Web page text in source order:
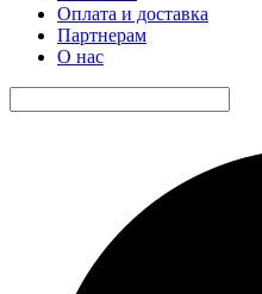
Оплата и доставка
Партнерам
О нас